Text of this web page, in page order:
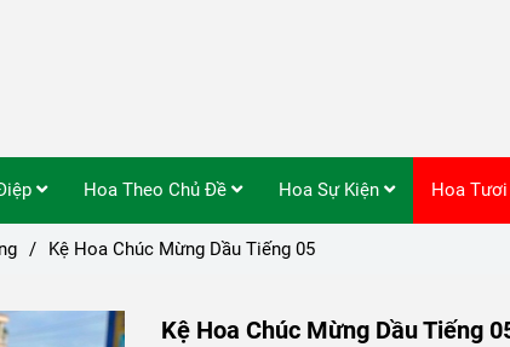
Hoa Theo Chủ Đề Hoa Sự Kiện Hoa
/ Kệ Hoa Chúc Mừng Dầu Tiếng 05
Kệ Hoa Chúc Mừng Dầu Tiếng